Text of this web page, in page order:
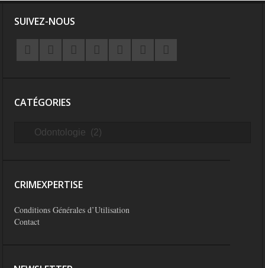
SUIVEZ-NOUS
CATÉGORIES
CRIMEXPERTISE
Conditions Générales d’Utilisation
Contact